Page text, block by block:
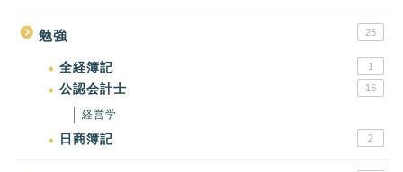
勉強 25
全経簿記 1
公認会計士 16
経営学
日商簿記 2